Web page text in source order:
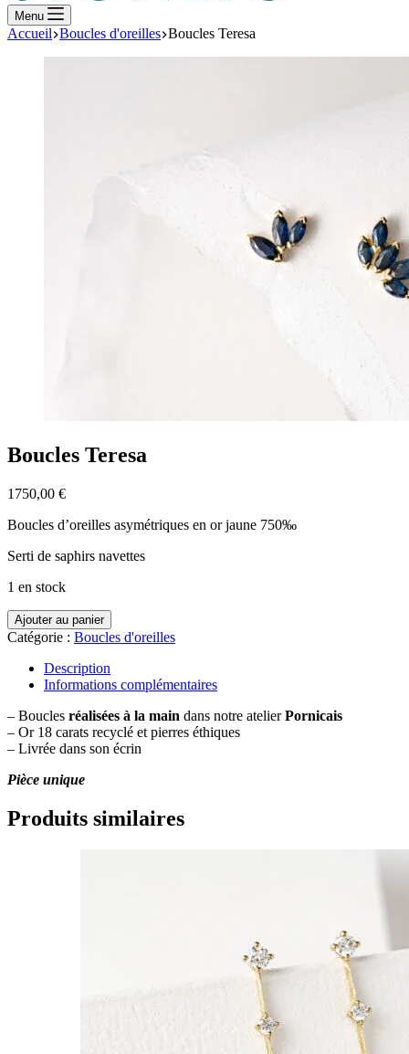
Menu
Accueil Boucles d'oreilles Boucles Teresa
Boucles Teresa
1750,00 €
Boucles d’oreilles asymétriques en or jaune 750‰
Serti de saphirs navettes
1 en stock
quantité
de
Boucles
Teresa
Ajouter au panier
Catégorie : Boucles d'oreilles
Description
Informations complémentaires
– Boucles réalisées à la main dans notre atelierPornicais
– Or 18 carats recyclé et pierres éthiques
– Livrée dans son écrin
Pièce unique
Produits similaires